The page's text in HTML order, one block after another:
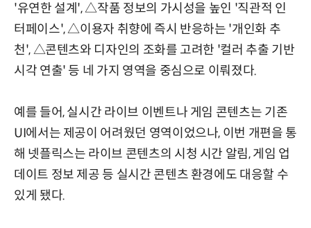
'유연한 설계', △작품 정보의 가시성을 높인 '직관적 인
터페이스', △이용자 취향에 즉시 반응하는 '개인화 추
천', △콘텐츠와 디자인의 조화를 고려한 '컬러 추출 기반
시각 연출' 등 네 가지 영역을 중심으로 이뤄졌다.
예를 들어, 실시간 라이브 이벤트나 게임 콘텐츠는 기존
UI에서는 제공이 어려웠던 영역이었으나, 이번 개편을 통
해 넷플릭스는 라이브 콘텐츠의 시청 시간 알림, 게임 업
데이트 정보 제공 등 실시간 콘텐츠 환경에도 대응할 수
있게 됐다.